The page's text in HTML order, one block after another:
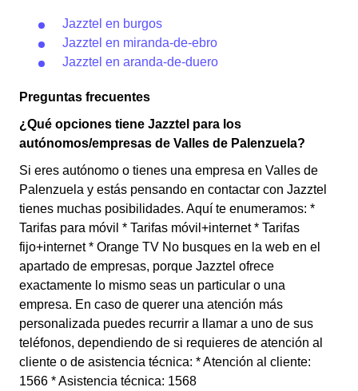
Jazztel en burgos
Jazztel en miranda-de-ebro
Jazztel en aranda-de-duero
Preguntas frecuentes
¿Qué opciones tiene Jazztel para los
autónomos/empresas de Valles de Palenzuela?
Si eres autónomo o tienes una empresa en Valles de
Palenzuela y estás pensando en contactar con Jazztel
tienes muchas posibilidades. Aquí te enumeramos: *
Tarifas para móvil * Tarifas móvil+internet * Tarifas
fijo+internet * Orange TV No busques en la web en el
apartado de empresas, porque Jazztel ofrece
exactamente lo mismo seas un particular o una
empresa. En caso de querer una atención más
personalizada puedes recurrir a llamar a uno de sus
teléfonos, dependiendo de si requieres de atención al
cliente o de asistencia técnica: * Atención al cliente:
1566 * Asistencia técnica: 1568